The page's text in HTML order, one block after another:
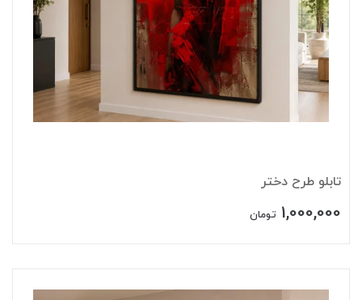
تابلو طرح دختر
1,000,000 تومان